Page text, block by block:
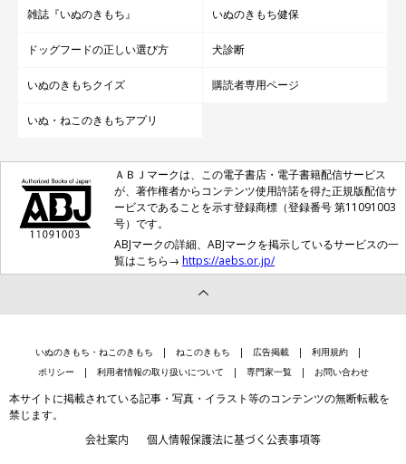
雑誌『いぬのきもち』 いぬのきもち健保
ドッグフードの正しい選び方 犬診断
いぬのきもちクイズ 購読者専用ページ
いぬ・ねこのきもちアプリ
ＡＢＪマークは、この電子書店・電子書籍配信サービス
が、著作権者からコンテンツ使用許諾を得た正規版配信サ
ービスであることを示す登録商標（登録番号 第11091003
号）です。
ABJマークの詳細、ABJマークを掲示しているサービスの一
覧はこちら→ https://aebs.or.jp/
いぬのきもち・ねこのきもち ねこのきもち 広告掲載
利用規約
ポリシー
利用者情報の取り扱いについて 専門家一覧 お問い合わせ
本サイトに掲載されている記事・写真・イラスト等のコンテンツの無断転載を
禁じます。
会社案内 個人情報保護法に基づく公表事項等